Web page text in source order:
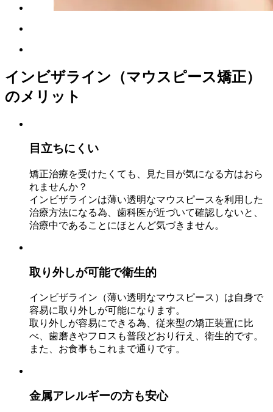
インビザライン（マウスピース矯正）
のメリット
目立ちにくい
矯正治療を受けたくても、見た目が気になる方はおら
れませんか？
インビザラインは薄い透明なマウスピースを利用した
治療方法になる為、歯科医が近づいて確認しないと、
治療中であることにほとんど気づきません。
取り外しが可能で衛生的
インビザライン（薄い透明なマウスピース）は自身で
容易に取り外しが可能になります。
取り外しが容易にできる為、従来型の矯正装置に比
べ、歯磨きやフロスも普段どおり行え、衛生的です。
また、お食事もこれまで通りです。
金属アレルギーの方も安心